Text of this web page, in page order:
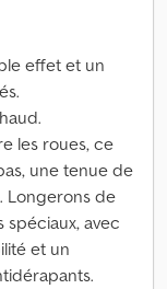
effet et un
les roues, ce
une tenue de
Longerons de
avec
et un